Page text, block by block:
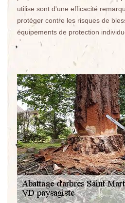
utilise sont d'une efficacité
protéger contre les risques de
équipements de protection